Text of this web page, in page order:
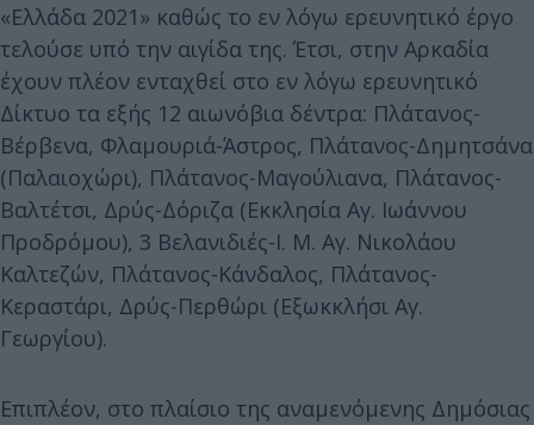
«Ελλάδα 2021» καθώς το εν λόγω ερευνητικό έργο
τελούσε υπό την αιγίδα της. Έτσι, στην Αρκαδία
έχουν πλέον ενταχθεί στο εν λόγω ερευνητικό
Δίκτυο τα εξής 12 αιωνόβια δέντρα: Πλάτανος-
Βέρβενα, Φλαμουριά-Άστρος, Πλάτανος-Δημητσάνα
(Παλαιοχώρι), Πλάτανος-Μαγούλιανα, Πλάτανος-
Βαλτέτσι, Δρύς-Δόριζα (Εκκλησία Αγ. Ιωάννου
Προδρόμου), 3 Βελανιδιές-Ι. Μ. Αγ. Νικολάου
Καλτεζών, Πλάτανος-Κάνδαλος, Πλάτανος-
Κεραστάρι, Δρύς-Περθώρι (Εξωκκλήσι Αγ.
Γεωργίου).
Επιπλέον, στο πλαίσιο της αναμενόμενης Δημόσιας